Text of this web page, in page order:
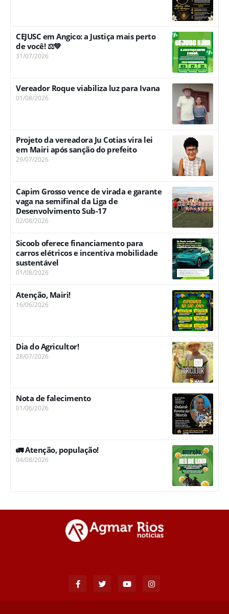
CEJUSC em Angico: a Justiça mais perto
de você! ⚖️💚
31/07/2026
Vereador Roque viabiliza luz para Ivana
01/08/2026
Projeto da vereadora Ju Cotias vira lei
em Mairi após sanção do prefeito
29/07/2026
Capim Grosso vence de virada e garante
vaga na semifinal da Liga de
Desenvolvimento Sub-17
02/08/2026
Sicoob oferece financiamento para
carros elétricos e incentiva mobilidade
sustentável
01/08/2026
Atenção, Mairi!
16/06/2026
Dia do Agricultor!
28/07/2026
Nota de falecimento
01/06/2026
🚛 Atenção, população!
04/08/2026